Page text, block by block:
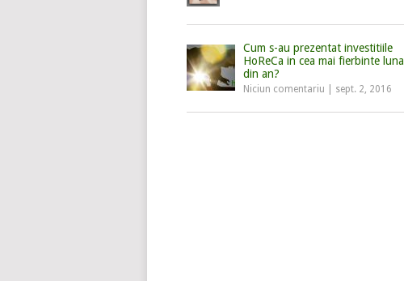
Cum s-au prezentat investitiile
HoReCa in cea mai fierbinte luna
din an?
Niciun comentariu sept. 2, 2016